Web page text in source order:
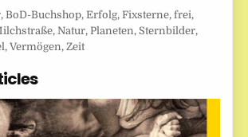
,BoD-Buchshop,Erfolg,Fixsterne,frei,
,Natur,Planeten, Sternbilder,
,Vermögen,Zeit